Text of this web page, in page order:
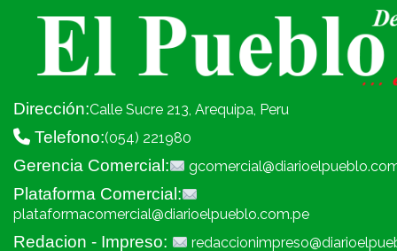
Dirección:Calle Sucre 213, Arequipa, Peru
Telefono:(054) 221980
Gerencia Comercial:
Plataforma Comercial:
plataformacomercial@diarioelpueblo.com.pe
Redacion - Impreso: